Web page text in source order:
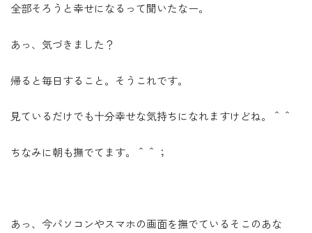
全部そろうと幸せになるって聞いたなー。
あっ、気づきました？
帰ると毎日すること。そうこれです。
見ているだけでも十分幸せな気持ちになれますけどね。＾＾
ちなみに朝も撫でてます。＾＾；
あっ、今パソコンやスマホの画面を撫でているそこのあな